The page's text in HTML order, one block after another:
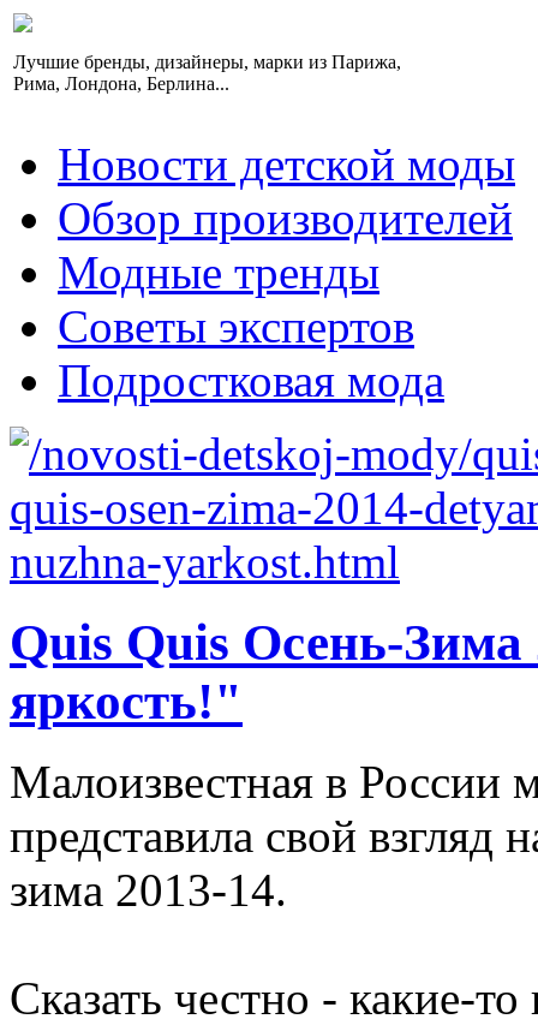
Лучшие бренды, дизайнеры, марки из Парижа,
Рима, Лондона, Берлина...
Новости детской моды
Обзор производителей
Модные тренды
Советы экспертов
Подростковая мода
Quis Quis Осень-
яркость!"
Малоизвестная в России
представила свой взгляд
зима 2013-14.
Сказать честно - какие-